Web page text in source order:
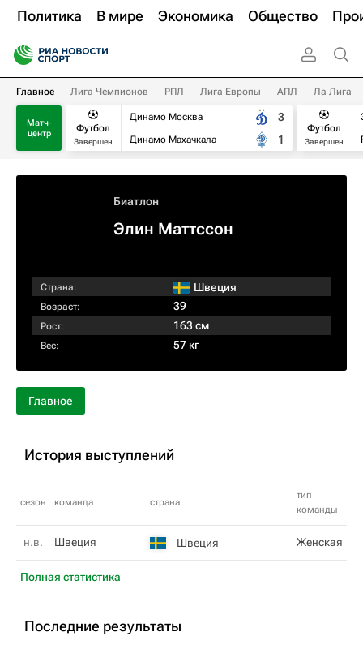
Политика В мире Экономика Общество
Главное Лига Чемпионов РПЛ Лига Европы АПЛ Ла Лига
Матч-
центр
Футбол
Завершен
Динамо Москва
Динамо Махачкала
3
1
Футбол
Завершен
Биатлон
Элин Маттссон
Страна: Швеция
Возраст: 39
Рост: 163 см
Вес: 57 кг
Главное
История выступлений
сезон команда страна
тип
команды
Полная статистика
н.в. Швеция Швеция Женская
Последние результаты